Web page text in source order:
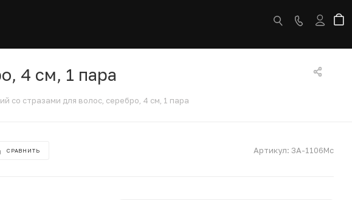
4 см, 1 пара
со стразами для волос, серебро, 4 см, 1 пара
СРАВНИТЬ Артикул: ЗА-1106Мс